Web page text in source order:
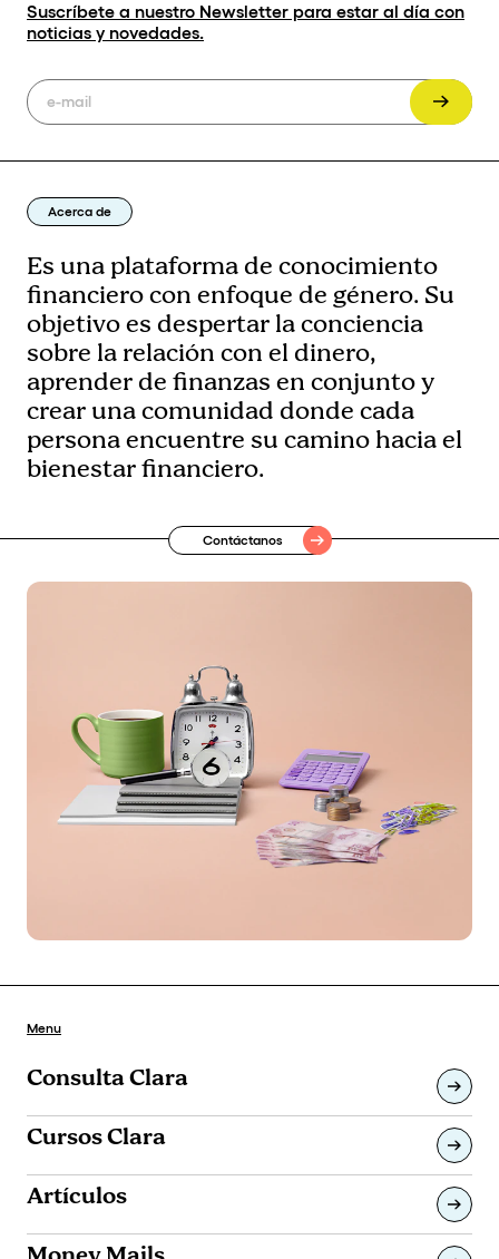
Suscríbete a nuestro Newsletter para estar al día con
noticias y novedades.
Acerca de
Es una plataforma de conocimiento
financiero con enfoque de género. Su
objetivo es despertar la conciencia
sobre la relación con el dinero,
aprender de finanzas en conjunto y
crear una comunidad donde cada
persona encuentre su camino hacia el
bienestar financiero.
Contáctanos
Menu
Consulta Clara
Cursos Clara
Artículos